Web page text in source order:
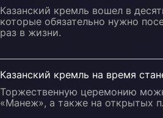
Казанский кремль вошел в
которые обязательно нужно
раз в жизни.
Казанский кремль на время
Торжественную церемонию
«Манеж», а также на открытых